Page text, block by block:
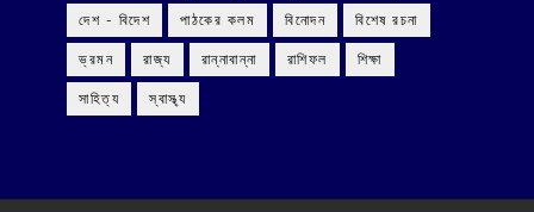
দেশ - বিদেশ পাঠকের কলম বিনোদন বিশেষ রচনা
ভ্রমন রাজ্য রান্নাবান্না রাশিফল শিক্ষা
সাহিত্য স্বাস্থ্য